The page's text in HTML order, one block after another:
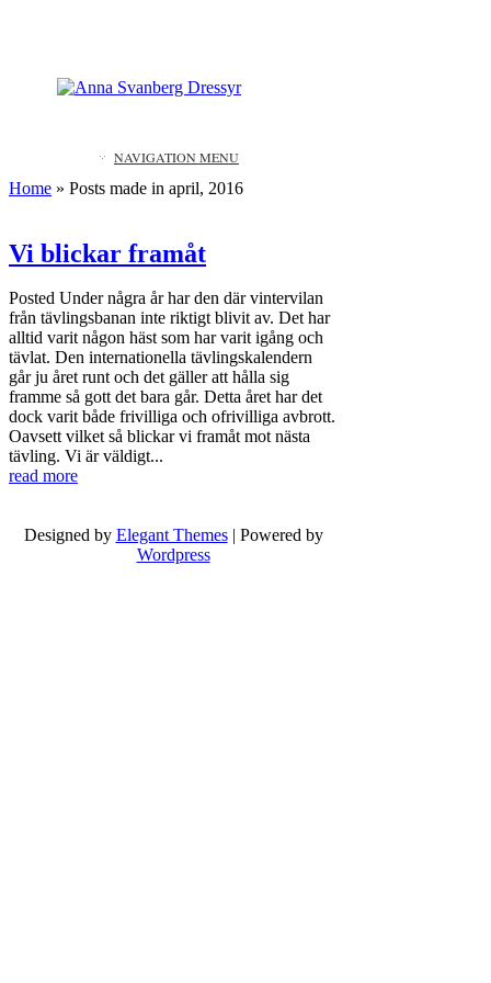
NAVIGATION MENU
Home » Posts made in april, 2016
Vi blickar framåt
Posted Under några år har den där vintervilan
från tävlingsbanan inte riktigt blivit av. Det har
alltid varit någon häst som har varit igång och
tävlat. Den internationella tävlingskalendern
går ju året runt och det gäller att hålla sig
framme så gott det bara går. Detta året har det
dock varit både frivilliga och ofrivilliga avbrott.
Oavsett vilket så blickar vi framåt mot nästa
tävling. Vi är väldigt...
read more
Designed by Elegant Themes| Powered by
Wordpress